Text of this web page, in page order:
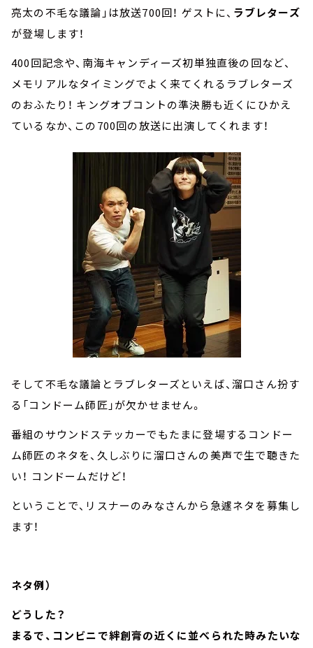
亮太の不毛な議論」は放送700回！ ゲストに、 ラブレターズ
が登場します！
400回記念や、南海キャンディーズ初単独直後の回など、
メモリアルなタイミングでよく来てくれるラブレターズ
のおふたり！ キングオブコントの準決勝も近くにひかえ
ているなか、この700回の放送に出演してくれます！
そして不毛な議論とラブレターズといえば、溜口さん扮す
る「コンドーム師匠」が欠かせません。
番組のサウンドステッカーでもたまに登場するコンドー
ム師匠のネタを、久しぶりに溜口さんの美声で生で聴きた
い！ コンドームだけど！
ということで、リスナーのみなさんから急遽ネタを募集し
ます！
ネタ例）
どうした？
まるで、コンビニで絆創膏の近くに並べられた時みたいな